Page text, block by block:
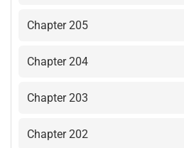
Chapter 205
Chapter 204
Chapter 203
Chapter 202